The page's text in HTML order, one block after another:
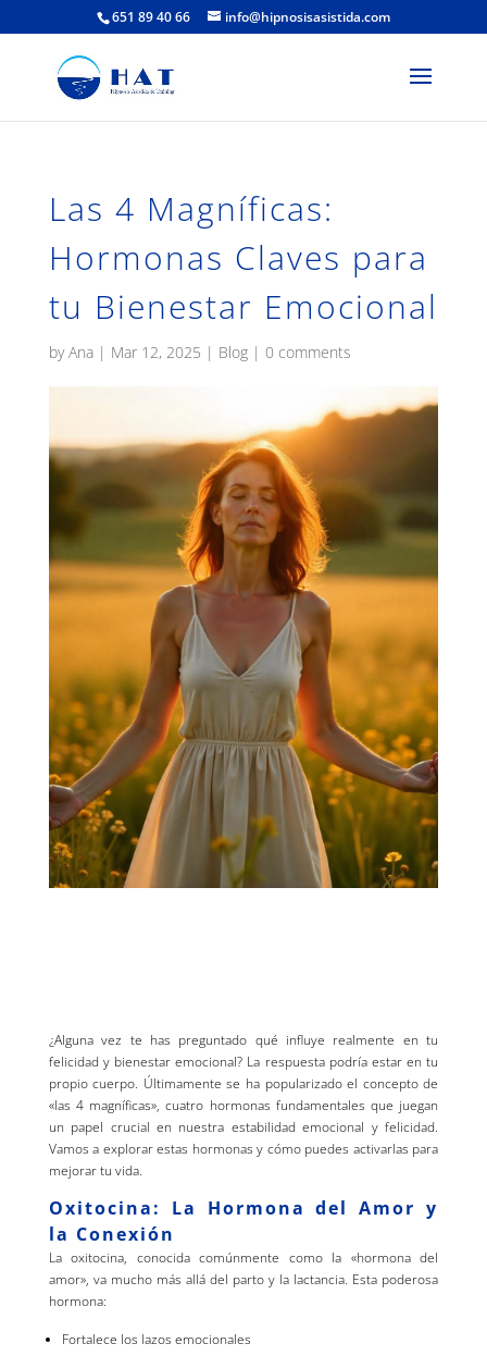
651 89 40 66 info@hipnosisasistida.com
Las 4 Magníficas:
Hormonas Claves para
tu Bienestar Emocional
byAna| Mar 12, 2025 | Blog| 0 comments
¿Alguna vez te has preguntado qué influye realmente en tu
felicidad y bienestar emocional? La respuesta podría estar en tu
propio cuerpo. Últimamente se ha popularizado el concepto de
«las 4 magníficas», cuatro hormonas fundamentales que juegan
un papel crucial en nuestra estabilidad emocional y felicidad.
Vamos a explorar estas hormonas y cómo puedes activarlas para
mejorar tu vida.
Oxitocina: La Hormona del Amor y
la Conexión
La oxitocina, conocida comúnmente como la «hormona del
amor», va mucho más allá del parto y la lactancia. Esta poderosa
hormona:
Fortalece los lazos emocionales